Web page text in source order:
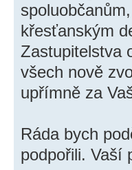
křesťanským
Zastupitelstva
všech nově
upřímně za
Ráda bych
podpořili. Vaší